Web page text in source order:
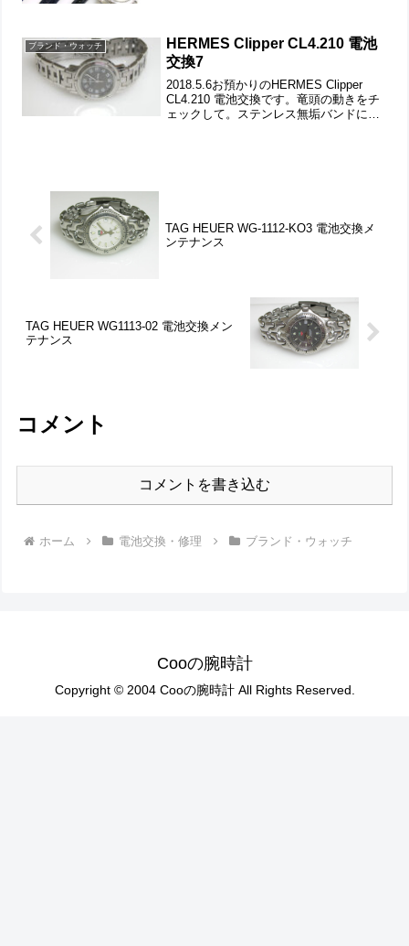
ト...
ブランド・ウォッチ
HERMES Clipper CL4.210 電池
交換7
2018.5.6お預かりのHERMES Clipper
CL4.210 電池交換です。竜頭の動きをチ
ェックして。ステンレス無垢バンドに三
TAG HEUER WG-1112-KO3 電池交換メ
ンテナンス
TAG HEUER WG1113-02 電池交換メン
テナンス
コメント
コメントを書き込む
ホーム 電池交換・修理 ブランド・ウォッチ
Cooの腕時計
Copyright © 2004 Cooの腕時計 All Rights Reserved.